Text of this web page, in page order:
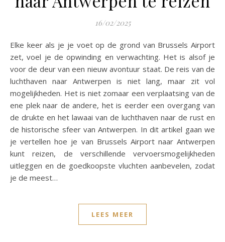
16/02/2025
Elke keer als je je voet op de grond van Brussels Airport
zet, voel je de opwinding en verwachting. Het is alsof je
voor de deur van een nieuw avontuur staat. De reis van de
luchthaven naar Antwerpen is niet lang, maar zit vol
mogelijkheden. Het is niet zomaar een verplaatsing van de
ene plek naar de andere, het is eerder een overgang van
de drukte en het lawaai van de luchthaven naar de rust en
de historische sfeer van Antwerpen. In dit artikel gaan we
je vertellen hoe je van Brussels Airport naar Antwerpen
kunt reizen, de verschillende vervoersmogelijkheden
uitleggen en de goedkoopste vluchten aanbevelen, zodat
je de meest…
LEES MEER